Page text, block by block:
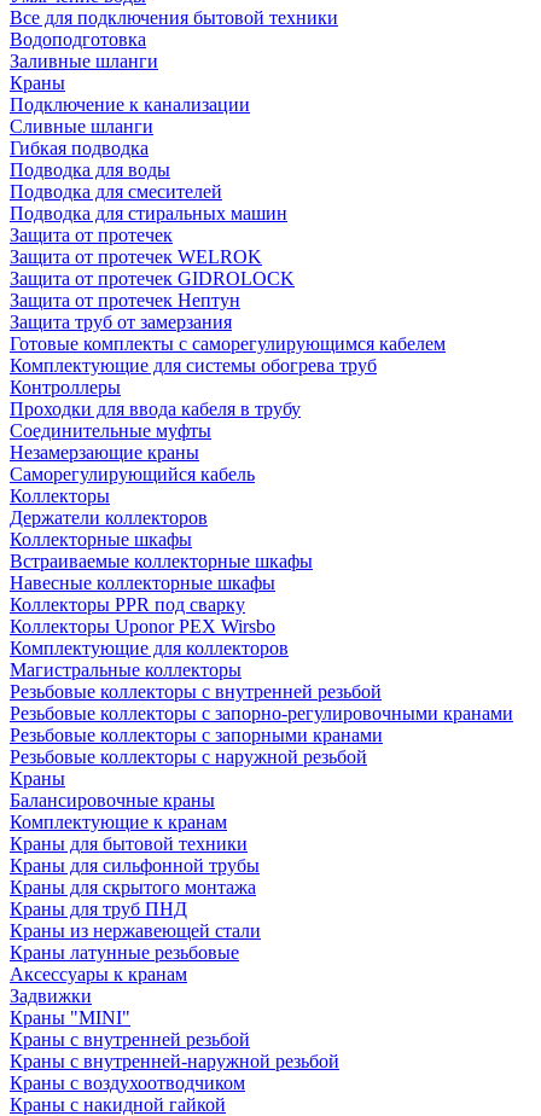
Все для подключения бытовой техники
Водоподготовка
Заливные шланги
Краны
Подключение к канализации
Сливные шланги
Гибкая подводка
Подводка для воды
Подводка для смесителей
Подводка для стиральных машин
Защита от протечек
Защита от протечек WELROK
Защита от протечек GIDROLOCK
Защита от протечек Нептун
Защита труб от замерзания
Готовые комплекты с саморегулирующимся кабелем
Комплектующие для системы обогрева труб
Контроллеры
Проходки для ввода кабеля в трубу
Соединительные муфты
Незамерзающие краны
Саморегулирующийся кабель
Коллекторы
Держатели коллекторов
Коллекторные шкафы
Встраиваемые коллекторные шкафы
Навесные коллекторные шкафы
Коллекторы PPR под сварку
Коллекторы Uponor PEX Wirsbo
Комплектующие для коллекторов
Магистральные коллекторы
Резьбовые коллекторы с внутренней резьбой
Резьбовые коллекторы с запорно-регулировочными кранами
Резьбовые коллекторы с запорными кранами
Резьбовые коллекторы с наружной резьбой
Краны
Балансировочные краны
Комплектующие к кранам
Краны для бытовой техники
Краны для сильфонной трубы
Краны для скрытого монтажа
Краны для труб ПНД
Краны из нержавеющей стали
Краны латунные резьбовые
Аксессуары к кранам
Задвижки
Краны "MINI"
Краны с внутренней резьбой
Краны с внутренней-наружной резьбой
Краны с воздухоотводчиком
Краны с накидной гайкой